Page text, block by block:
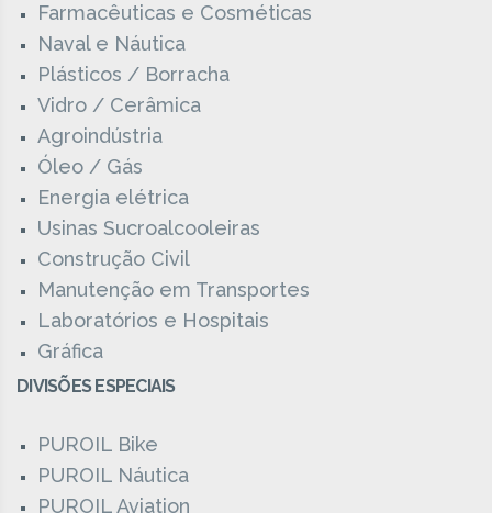
Farmacêuticas e Cosméticas
Naval e Náutica
Plásticos / Borracha
Vidro / Cerâmica
Agroindústria
Óleo / Gás
Energia elétrica
Usinas Sucroalcooleiras
Construção Civil
Manutenção em Transportes
Laboratórios e Hospitais
Gráfica
DIVISÕES ESPECIAIS
PUROIL Bike
PUROIL Náutica
PUROIL Aviation